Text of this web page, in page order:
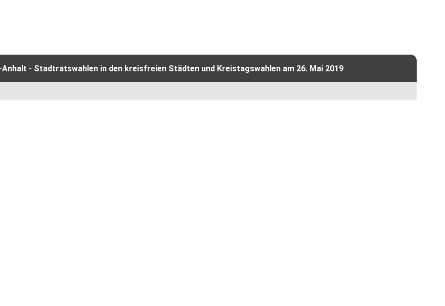
- Stadtratswahlen in den kreisfreien Städten und Kreistagswahlen am 26. Mai 2019